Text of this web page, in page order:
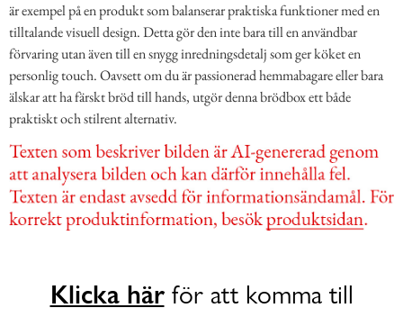
är exempel på en produkt som balanserar praktiska funktioner med en
tilltalande visuell design. Detta gör den inte bara till en användbar
förvaring utan även till en snygg inredningsdetalj som ger köket en
personlig touch. Oavsett om du är passionerad hemmabagare eller bara
älskar att ha färskt bröd till hands, utgör denna brödbox ett både
praktiskt och stilrent alternativ.
Klicka härför att komma till